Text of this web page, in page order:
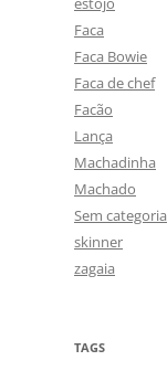
Faca
Faca Bowie
Faca de chef
Facão
Lança
Machadinha
Machado
Sem categoria
skinner
zagaia
TAGS